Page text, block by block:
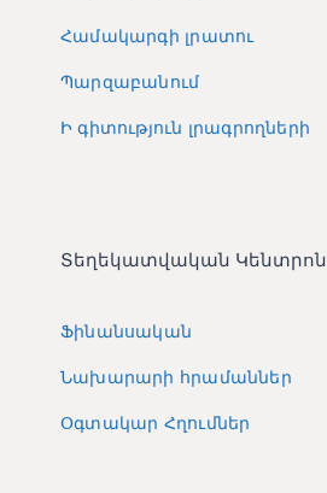
Համակարգի լրատու
Պարզաբանում
Ի գիտություն լրագրողների
Տեղեկատվական Կենտրոն
Ֆինանսական
Նախարարի հրամաններ
Օգտակար Հղումներ